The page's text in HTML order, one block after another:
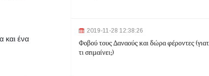
και ένα
2019-11-28 12:38:26
Φοβού τους Δαναούς και δώρα φέροντες
τι σημαίνει;)